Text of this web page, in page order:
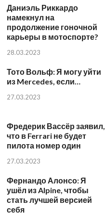
Даниэль Риккардо
намекнул на
продолжение гоночной
карьеры в мотоспорте?
28.03.2023
Тото Вольф: Я могу уйти
из Mercedes, если…
27.03.2023
Фредерик Вассёр заявил,
что в Ferrari не будет
пилота номер один
27.03.2023
Фернандо Алонсо: Я
ушёл из Alpine, чтобы
стать лучшей версией
себя